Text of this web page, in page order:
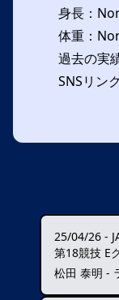
身長：
体重：
過去の実
SNSリン
25/04/26 -
第18競技 E
松田 泰明 -